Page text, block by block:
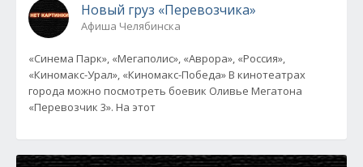
Новый груз «Перевозчика»
Афиша Челябинска
«Синема Парк», «Мегаполис», «Аврора», «Россия»,
«Киномакс-Урал», «Киномакс-Победа» В кинотеатрах
города можно посмотреть боевик Оливье Мегатона
«Перевозчик 3». На этот